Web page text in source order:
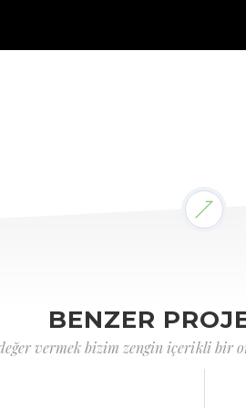
BENZER
vermek bizim zengin içerikli bir